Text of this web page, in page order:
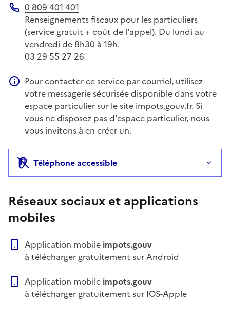
Téléphone
0 809 401 401
Renseignements fiscaux pour les particuliers
(service gratuit + coût de l'appel). Du lundi au
vendredi de 8h30 à 19h.
03 29 55 27 26
Information complémentaire
Pour contacter ce service par courriel, utilisez
votre messagerie sécurisée disponible dans votre
espace particulier sur le site impots.gouv.fr. Si
vous ne disposez pas d'espace particulier, nous
vous invitons à en créer un.
Téléphone accessible
Réseaux sociaux et applications
mobiles
Application mobile impots.gouv
à télécharger gratuitement sur Android
Application mobile impots.gouv
à télécharger gratuitement sur IOS-Apple